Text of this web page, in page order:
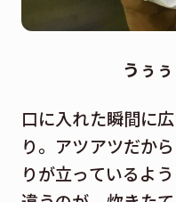
うぅ
口に入れた瞬間に
り。アツアツだか
りが立っているよ